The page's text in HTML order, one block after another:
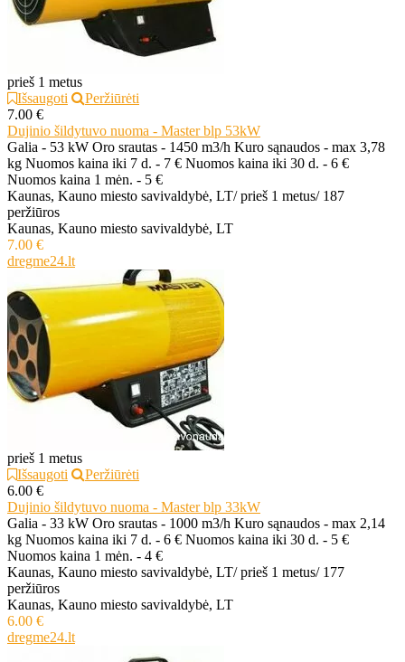
prieš 1 metus
Išsaugoti
Peržiūrėti
7.00 €
Dujinio šildytuvo nuoma - Master blp 53kW
Galia - 53 kW Oro srautas - 1450 m3/h Kuro sąnaudos - max 3,78
kg Nuomos kaina iki 7 d. - 7 € Nuomos kaina iki 30 d. - 6 €
Nuomos kaina 1 mėn. - 5 €
Kaunas, Kauno miesto savivaldybė, LT/ prieš 1 metus/ 187
peržiūros
Kaunas, Kauno miesto savivaldybė, LT
7.00 €
dregme24.lt
prieš 1 metus
Išsaugoti
Peržiūrėti
6.00 €
Dujinio šildytuvo nuoma - Master blp 33kW
Galia - 33 kW Oro srautas - 1000 m3/h Kuro sąnaudos - max 2,14
kg Nuomos kaina iki 7 d. - 6 € Nuomos kaina iki 30 d. - 5 €
Nuomos kaina 1 mėn. - 4 €
Kaunas, Kauno miesto savivaldybė, LT/ prieš 1 metus/ 177
peržiūros
Kaunas, Kauno miesto savivaldybė, LT
6.00 €
dregme24.lt